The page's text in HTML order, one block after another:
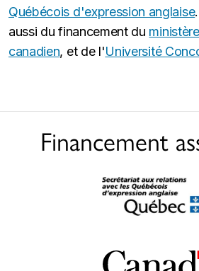
Québécois d'expression anglaise
aussi du financement du
canadien, et de l'Université
Financement